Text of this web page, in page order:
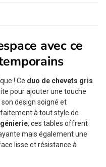
avec ce
! Ce duo de chevets gris
pour ajouter une touche
design soigné et
à tout style de
, ces tables offrent
mais également une
lisse et résistance à